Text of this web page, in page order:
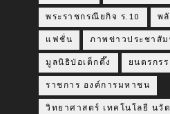
พระราชกรณียกิจ ร.10 พ
แฟชั่น ภาพข่าวประชาสั
มูลนิธิป่อเต็กตึ๊ง ยนตรกรร
ราชการ องค์การมหาชน
วิทยาศาสตร์ เทคโนโลยี นวั